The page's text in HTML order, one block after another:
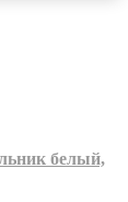
белый,